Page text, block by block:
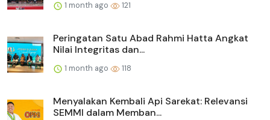
1 month ago 121
Peringatan Satu Abad Rahmi Hatta Angkat
Nilai Integritas dan...
1 month ago 118
Menyalakan Kembali Api Sarekat: Relevansi
SEMMI dalam Memban...